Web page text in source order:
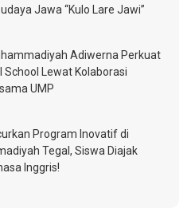
Jawa “Kulo Lare Jawi”
Adiwerna Perkuat
School Lewat Kolaborasi
UMP
Program Inovatif di
Tegal, Siswa Diajak
Inggris!